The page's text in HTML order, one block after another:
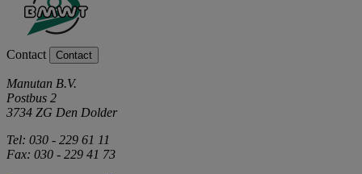
Contact Contact
Manutan B.V.
Postbus 2
3734 ZG Den Dolder
Tel: 030 - 229 61 11
Fax: 030 - 229 41 73